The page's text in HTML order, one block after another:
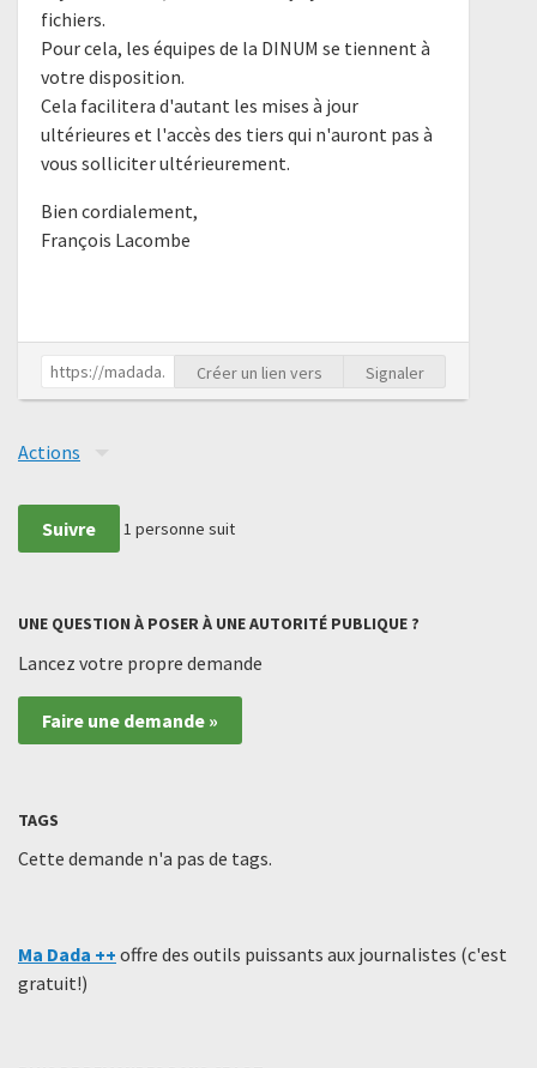
fichiers.
Pour cela, les équipes de la DINUM se tiennent à
votre disposition.
Cela facilitera d'autant les mises à jour
ultérieures et l'accès des tiers qui n'auront pas à
vous solliciter ultérieurement.
Bien cordialement,
François Lacombe
Créer un lien vers Signaler
Actions
Suivre 1 personne suit
UNE QUESTION À POSER À UNE AUTORITÉ PUBLIQUE ?
Lancez votre propre demande
Faire une demande »
TAGS
Cette demande n'a pas de tags.
Ma Dada ++ offre des outils puissants aux journalistes (c'est
gratuit!)